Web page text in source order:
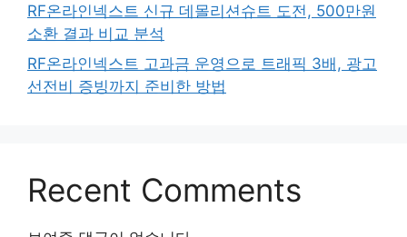
RF온라인넥스트 신규 데몰리션슈트 도전, 500만원
소환 결과 비교 분석
RF온라인넥스트 고과금 운영으로 트래픽 3배, 광고
선전비 증빙까지 준비한 방법
Recent Comments